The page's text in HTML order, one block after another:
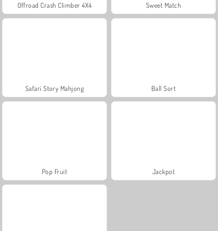
Offroad Crash Climber 4X4 Sweet Match
Safari Story Mahjong Ball Sort
Pop Fruit Jackpot